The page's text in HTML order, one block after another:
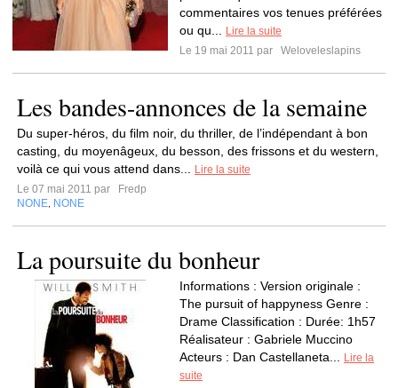
commentaires vos tenues préférées
ou qu...
Lire la suite
Le 19 mai 2011 par
Weloveleslapins
Les bandes-annonces de la semaine
Du super-héros, du film noir, du thriller, de l’indépendant à bon
casting, du moyenâgeux, du besson, des frissons et du western,
voilà ce qui vous attend dans...
Lire la suite
Le 07 mai 2011 par
Fredp
NONE NONE
La poursuite du bonheur
Informations : Version originale :
The pursuit of happyness Genre :
Drame Classification : Durée: 1h57
Réalisateur : Gabriele Muccino
Acteurs : Dan Castellaneta...
Lire la
suite